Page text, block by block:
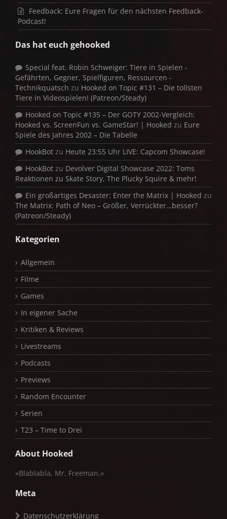
Feedback: Eure Fragen für den nächsten Feedback-
Podcast!
Das hat euch gehooked
Special feat. Robin Schweiger: Tiere in Spielen -
Gefährten, Gegner, Spielfiguren, Ressourcen -
Technikquatsch zu Hooked on Topic #131 – Die tollsten
Tiere in Videospielen! (Patreon/Steady)
Hooked on Topic #135 – Der GOTY 2002-Vergleich:
Hooked vs. ScreenFun vs. GameStar! | Hooked zu Eure
Spiele des Jahres 2002 – Die Tabelle
HookBot zu Heute 23:55 Uhr LIVE: Capcom Showcase!
HookBot zu Devolver Digital Showcase 2022: Toms
Reaktionen zu Skate Story, The Plucky Squire & mehr!
Ein großartiges Desaster: Enter the Matrix | Hooked zu
The Matrix: Path of Neo – Größer, Verrückter…besser?
(Patreon/Steady)
Kategorien
Allgemein
Filme
Games
In eigener Sache
Kritiken & Reviews
Livestreams
Podcasts
Previews
Random Encounter
Serien
T23 – Time to Drei
About Hooked
»Blablabla, Mr. Freeman.«
Meta
Datenschutzerklärung